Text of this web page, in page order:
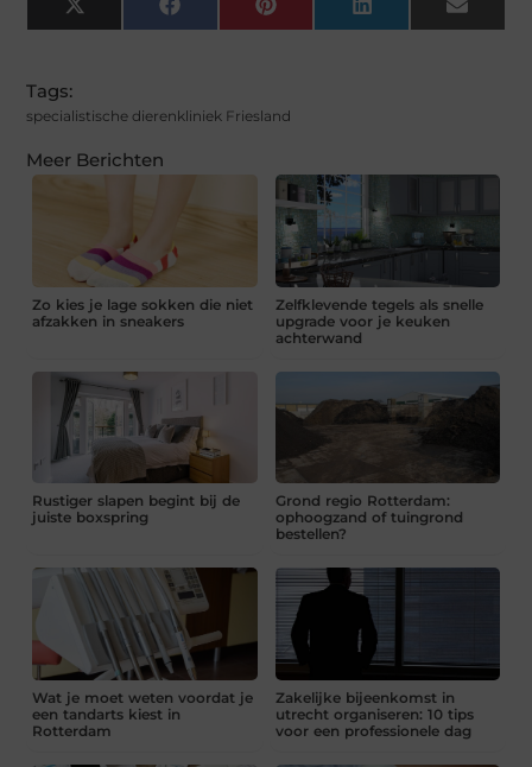
X
(Twitter)
FacebookPinterest LinkedIn Email
Tags:
specialistische dierenkliniek Friesland
Meer Berichten
Zo kies je lage sokken die niet
afzakken in sneakers
Zelfklevende tegels als snelle
upgrade voor je keuken
achterwand
Rustiger slapen begint bij de
juiste boxspring
Grond regio Rotterdam:
ophoogzand of tuingrond
bestellen?
Wat je moet weten voordat je
een tandarts kiest in
Rotterdam
Zakelijke bijeenkomst in
utrecht organiseren: 10 tips
voor een professionele dag